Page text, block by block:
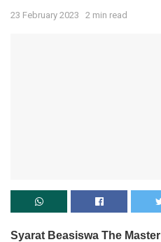
23 February 2023 2 min read
Syarat Beasiswa The